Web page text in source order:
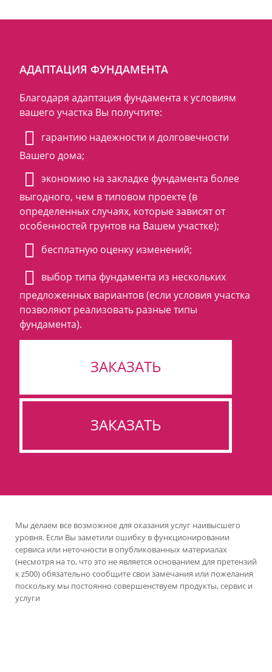
АДАПТАЦИЯ ФУНДАМЕНТА
Благодаря адаптация фундамента к условиям
вашего участка Вы получтите:
гарантию надежности и долговечности
Вашего дома;
экономию на закладке фундамента более
выгодного, чем в типовом проекте (в
определенных случаях, которые зависят от
особенностей грунтов на Вашем участке);
бесплатную оценку изменений;
выбор типа фундамента из нескольких
предложенных вариантов (если условия участка
позволяют реализовать разные типы
фундамента).
ЗАКАЗАТЬ
ЗАКАЗАТЬ
Мы делаем все возможное для оказания услуг наивысшего
уровня. Если Вы заметили ошибку в функционировании
сервиса или неточности в опубликованных материалах
(несмотря на то, что это не является основанием для претензий
к z500) обязательно сообщите свои замечания или пожелания
поскольку мы постоянно совершенствуем продукты, сервис и
услуги